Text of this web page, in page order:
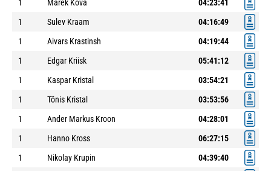
1 Marek Kõva
04:23:41
1
Sulev Kraam
04:16:49
1
Aivars Krastinsh
04:19:44
1
Edgar Kriisk
05:41:12
1
Kaspar Kristal
03:54:21
1
Tõnis Kristal
03:53:56
1
Ander Markus Kroon
04:28:01
1
Hanno Kross
06:27:15
1
Nikolay Krupin
04:39:40